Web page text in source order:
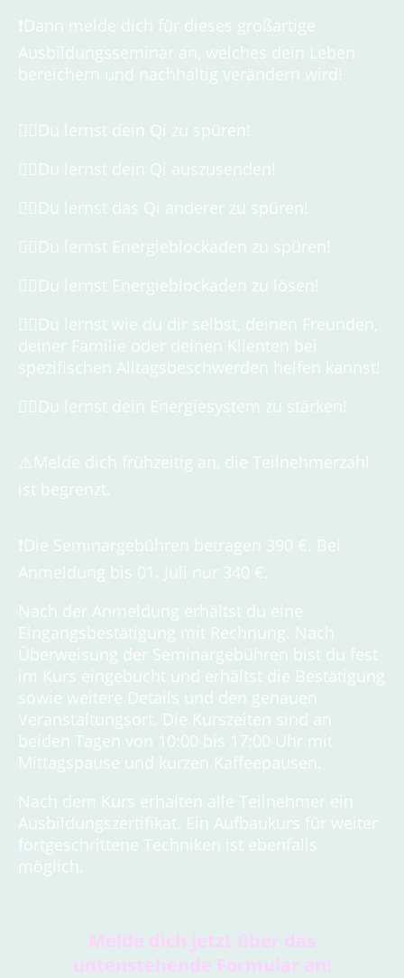
❗️Dann melde dich für dieses großartige
Ausbildungsseminar an, welches dein Leben
bereichern und nachhaltig verändern wird!
👉🏼Du lernst dein Qi zu spüren!
👉🏼Du lernst dein Qi auszusenden!
👉🏼Du lernst das Qi anderer zu spüren!
👉🏼Du lernst Energieblockaden zu spüren!
👉🏼Du lernst Energieblockaden zu lösen!
👉🏼Du lernst wie du dir selbst, deinen Freunden,
deiner Familie oder deinen Klienten bei
spezifischen Alltagsbeschwerden helfen kannst!
👉🏼Du lernst dein Energiesystem zu stärken!
⚠️Melde dich frühzeitig an, die Teilnehmerzahl
ist begrenzt.
❗️Die Seminargebühren betragen 390 €. Bei
Anmeldung bis 01. Juli nur 340 €.
Nach der Anmeldung erhältst du eine
Eingangsbestätigung mit Rechnung. Nach
Überweisung der Seminargebühren bist du fest
im Kurs eingebucht und erhältst die Bestätigung
sowie weitere Details und den genauen
Veranstaltungsort. Die Kurszeiten sind an
beiden Tagen von 10:00 bis 17:00 Uhr mit
Mittagspause und kurzen Kaffeepausen.
Nach dem Kurs erhalten alle Teilnehmer ein
Ausbildungszertifikat. Ein Aufbaukurs für weiter
fortgeschrittene Techniken ist ebenfalls
möglich.
Melde dich jetzt über das
untenstehende Formular an!